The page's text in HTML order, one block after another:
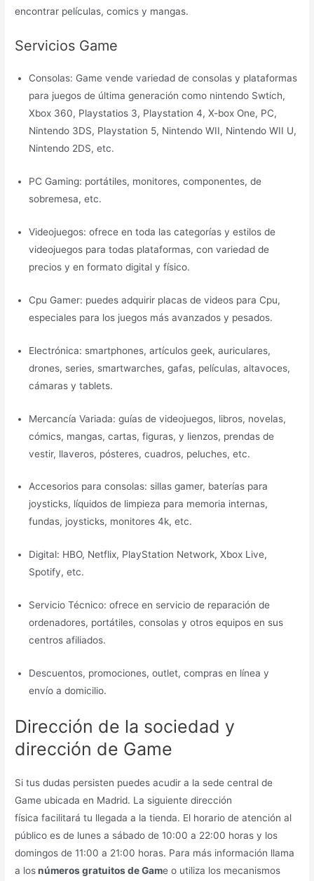
encontrar películas, comics y mangas.
Servicios Game
Consolas: Game vende variedad de consolas y plataformas
para juegos de última generación como nintendo Swtich,
Xbox 360, Playstatios 3, Playstation 4, X-box One, PC,
Nintendo 3DS, Playstation 5, Nintendo WII, Nintendo WII U,
Nintendo 2DS, etc.
PC Gaming: portátiles, monitores, componentes, de
sobremesa, etc.
Videojuegos: ofrece en toda las categorías y estilos de
videojuegos para todas plataformas, con variedad de
precios y en formato digital y físico.
Cpu Gamer: puedes adquirir placas de videos para Cpu,
especiales para los juegos más avanzados y pesados.
Electrónica: smartphones, artículos geek, auriculares,
drones, series, smartwarches, gafas, películas, altavoces,
cámaras y tablets.
Mercancía Variada: guías de videojuegos, libros, novelas,
cómics, mangas, cartas, figuras, y lienzos, prendas de
vestir, llaveros, pósteres, cuadros, peluches, etc.
Accesorios para consolas: sillas gamer, baterías para
joysticks, líquidos de limpieza para memoria internas,
fundas, joysticks, monitores 4k, etc.
Digital: HBO, Netflix, PlayStation Network, Xbox Live,
Spotify, etc.
Servicio Técnico: ofrece en servicio de reparación de
ordenadores, portátiles, consolas y otros equipos en sus
centros afiliados.
Descuentos, promociones, outlet, compras en línea y
envío a domicilio.
Dirección de la sociedad y
dirección de Game
Si tus dudas persisten puedes acudir a la sede central de
Game ubicada en Madrid. La siguiente dirección
física facilitará tu llegada a la tienda. El horario de atención al
público es de lunes a sábado de 10:00 a 22:00 horas y los
domingos de 11:00 a 21:00 horas. Para más información llama
a losnúmeros gratuitos de Game o utiliza los mecanismos